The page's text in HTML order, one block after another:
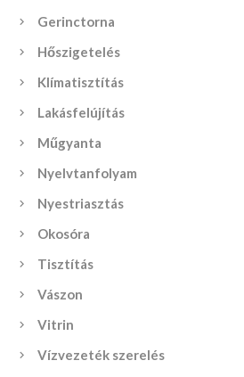
Gerinctorna
Hőszigetelés
Klímatisztítás
Lakásfelújítás
Műgyanta
Nyelvtanfolyam
Nyestriasztás
Okosóra
Tisztítás
Vászon
Vitrin
Vízvezeték szerelés